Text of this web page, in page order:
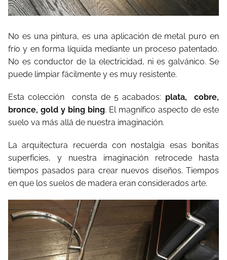
No es una pintura, es una aplicación de metal puro en
frío y en forma líquida mediante un proceso patentado.
No es conductor de la electricidad, ni es galvánico. Se
puede limpiar fácilmente y es muy resistente.
Esta colección consta de 5 acabados: plata,
cobre,
bronce, gold y bing bing. El magnífico aspecto de este
suelo va más allá de nuestra imaginación.
La arquitectura recuerda con nostalgia esas bonitas
superficies, y nuestra imaginación retrocede hasta
tiempos pasados para crear nuevos diseños. Tiempos
en que los suelos de madera eran considerados arte.